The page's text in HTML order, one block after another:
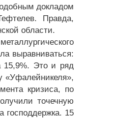
докладом
Правда,
области.
выравниваться:
15,9%. Это и ряд
«Уфалейникеля»,
кризиса, по
точечную
господдержка. 15